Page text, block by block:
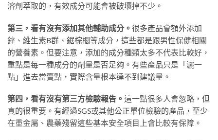
溶劑萃取的，有效成分可能會被破壞掉不少。
第三，看有沒有添加其他輔助成分。 很多產品會額外添加
鋅、維生素B群、鋸棕櫚等成分，這些都是跟男性保健相關
的營養素。但要注意，添加的成分種類太多不代表比較好，
重點是每一種成分的劑量是否足夠。有些產品只是「灑一
點」進去當賣點，實際含量根本達不到建議量。
第四，看有沒有第三方檢驗報告。 這一點很多人會忽略，但
真的很重要。有經過SGS或其他公正單位檢驗的產品，至少
在重金屬、農藥殘留這些基本安全項目上會比較有保障。